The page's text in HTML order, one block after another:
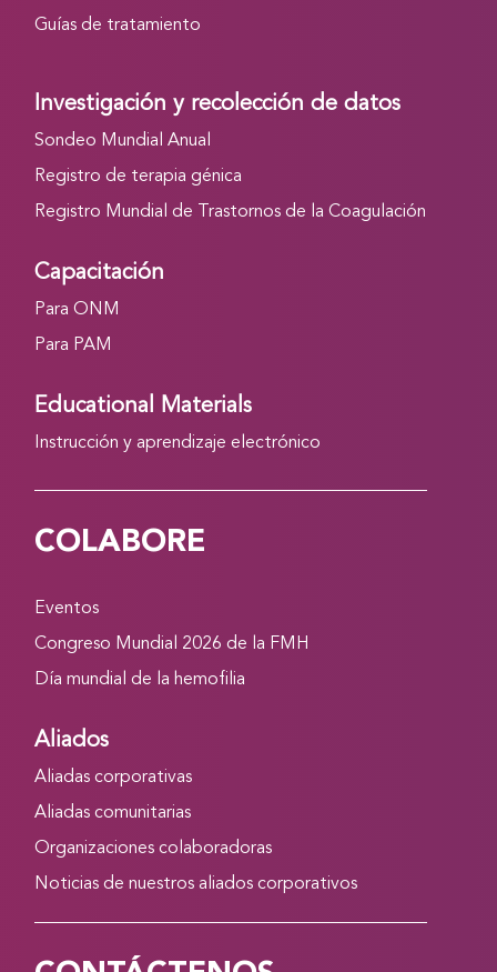
Guías de tratamiento
Investigación y recolección de datos
Sondeo Mundial Anual
Registro de terapia génica
Registro Mundial de Trastornos de la Coagulación
Capacitación
Para ONM
Para PAM
Educational Materials
Instrucción y aprendizaje electrónico
COLABORE
Eventos
Congreso Mundial 2026 de la FMH
Día mundial de la hemofilia
Aliados
Aliadas corporativas
Aliadas comunitarias
Organizaciones colaboradoras
Noticias de nuestros aliados corporativos